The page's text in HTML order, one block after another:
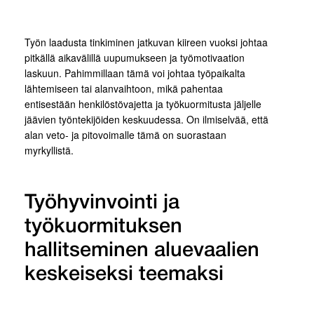
Työn laadusta tinkiminen jatkuvan kiireen vuoksi johtaa
pitkällä aikavälillä uupumukseen ja työmotivaation
laskuun. Pahimmillaan tämä voi johtaa työpaikalta
lähtemiseen tai alanvaihtoon, mikä pahentaa
entisestään henkilöstövajetta ja työkuormitusta jäljelle
jäävien työntekijöiden keskuudessa. On ilmiselvää, että
alan veto- ja pitovoimalle tämä on suorastaan
myrkyllistä.
Työhyvinvointi ja
työkuormituksen
hallitseminen aluevaalien
keskeiseksi teemaksi